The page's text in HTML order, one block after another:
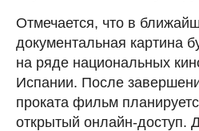
Отмечается, что в
документальная картина
на ряде национальных
Испании. После
проката фильм
открытый онлайн-доступ.